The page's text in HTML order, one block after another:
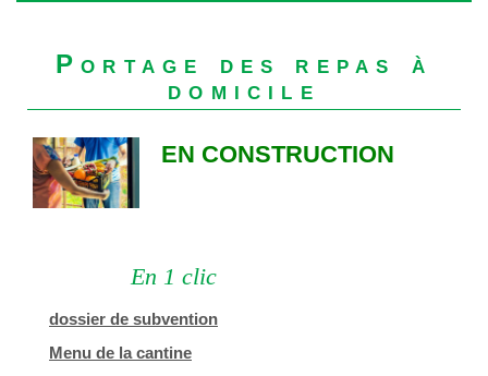
Portage des repas à
domicile
EN CONSTRUCTION
En 1 clic
dossier de subvention
Menu de la cantine